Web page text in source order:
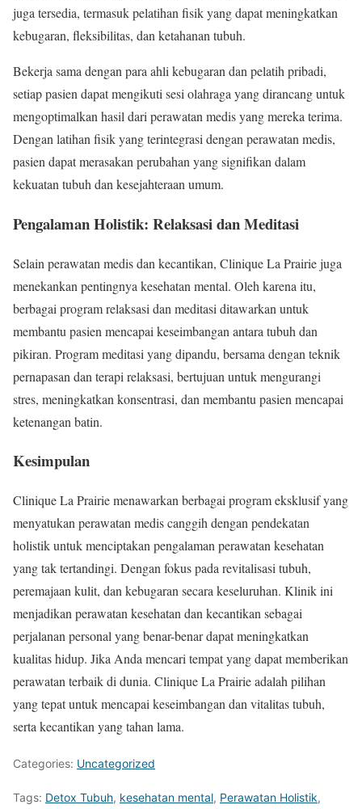
juga tersedia, termasuk pelatihan fisik yang dapat meningkatkan
kebugaran, fleksibilitas, dan ketahanan tubuh.
Bekerja sama dengan para ahli kebugaran dan pelatih pribadi,
setiap pasien dapat mengikuti sesi olahraga yang dirancang untuk
mengoptimalkan hasil dari perawatan medis yang mereka terima.
Dengan latihan fisik yang terintegrasi dengan perawatan medis,
pasien dapat merasakan perubahan yang signifikan dalam
kekuatan tubuh dan kesejahteraan umum.
Pengalaman Holistik: Relaksasi dan Meditasi
Selain perawatan medis dan kecantikan, Clinique La Prairie juga
menekankan pentingnya kesehatan mental. Oleh karena itu,
berbagai program relaksasi dan meditasi ditawarkan untuk
membantu pasien mencapai keseimbangan antara tubuh dan
pikiran. Program meditasi yang dipandu, bersama dengan teknik
pernapasan dan terapi relaksasi, bertujuan untuk mengurangi
stres, meningkatkan konsentrasi, dan membantu pasien mencapai
ketenangan batin.
Kesimpulan
Clinique La Prairie menawarkan berbagai program eksklusif yang
menyatukan perawatan medis canggih dengan pendekatan
holistik untuk menciptakan pengalaman perawatan kesehatan
yang tak tertandingi. Dengan fokus pada revitalisasi tubuh,
peremajaan kulit, dan kebugaran secara keseluruhan. Klinik ini
menjadikan perawatan kesehatan dan kecantikan sebagai
perjalanan personal yang benar-benar dapat meningkatkan
kualitas hidup. Jika Anda mencari tempat yang dapat memberikan
perawatan terbaik di dunia. Clinique La Prairie adalah pilihan
yang tepat untuk mencapai keseimbangan dan vitalitas tubuh,
serta kecantikan yang tahan lama.
Categories: Uncategorized
Tags: Detox Tubuh, kesehatan mental, Perawatan Holistik,